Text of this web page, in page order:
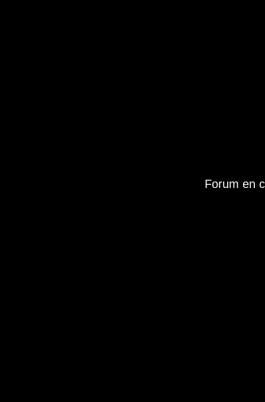
Forum en